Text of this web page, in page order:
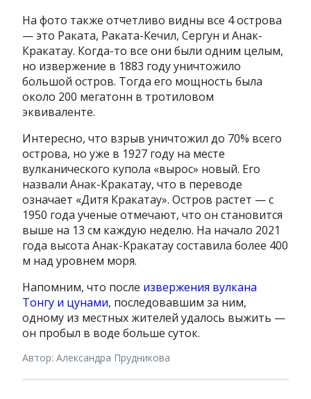
На фото также отчетливо видны все 4 острова
— это Раката, Раката-Кечил, Сергун и Анак-
Кракатау. Когда-то все они были одним целым,
но извержение в 1883 году уничтожило
большой остров. Тогда его мощность была
около 200 мегатонн в тротиловом
эквиваленте.
Интересно, что взрыв уничтожил до 70% всего
острова, но уже в 1927 году на месте
вулканического купола «вырос» новый. Его
назвали Анак-Кракатау, что в переводе
означает «Дитя Кракатау». Остров растет — с
1950 года ученые отмечают, что он становится
выше на 13 см каждую неделю. На начало 2021
года высота Анак-Кракатау составила более 400
м над уровнем моря.
Напомним, что после извержения вулкана
Тонгу и цунами, последовавшим за ним,
одному из местных жителей удалось выжить —
он пробыл в воде больше суток.
Автор: Александра Прудникова